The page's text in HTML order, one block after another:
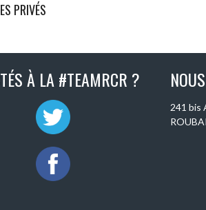
PRIVÉS
À LA #TEAMRCR ?
241 bis